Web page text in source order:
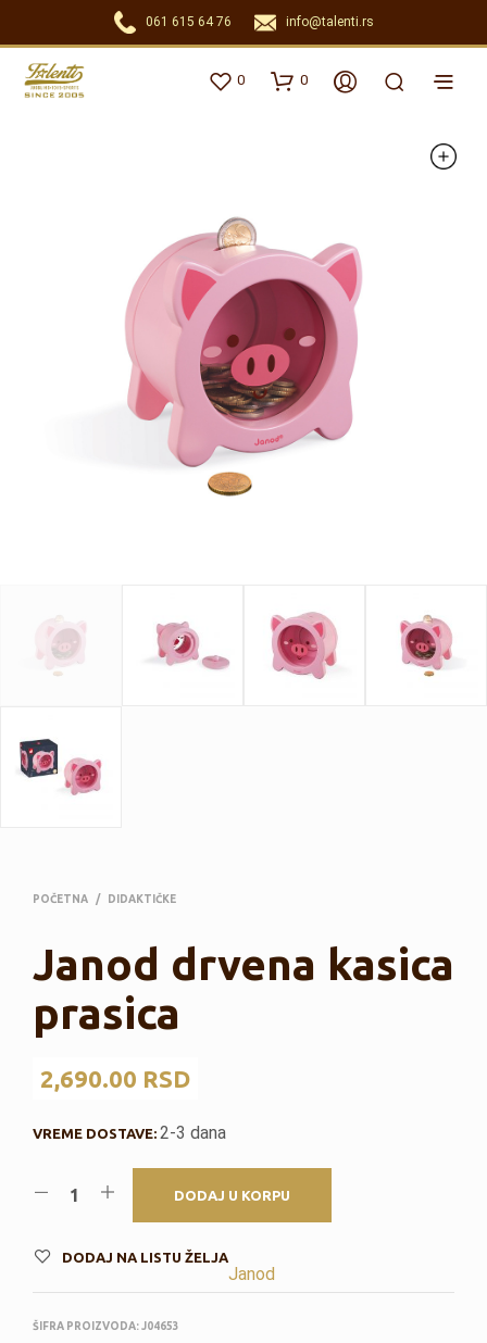
061 615 64 76 info@talenti.rs
0 0
POČETNA / DIDAKTIČKE
Janod drvena kasica
prasica
2,690.00 RSD
VREME DOSTAVE: 2-3 dana
DODAJ U KORPU
DODAJ NA LISTU ŽELJA
Janod
ŠIFRA PROIZVODA:J04653